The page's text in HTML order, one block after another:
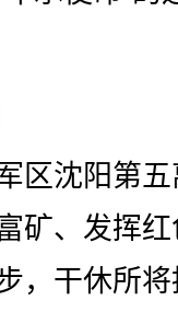
沈阳第五
矿、发挥
，干休所